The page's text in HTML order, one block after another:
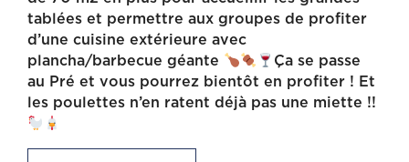
tablées et permettre aux groupes de profiter
d’une cuisine extérieure avec
plancha/barbecue géante
Ça se passe
au Pré et vous pourrez bientôt en profiter ! Et
les poulettes n’en ratent déjà pas une miette !!